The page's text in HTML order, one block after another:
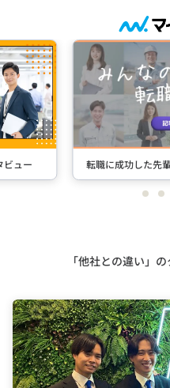
ビュー 転職に成功した先
item
「他社との違い」